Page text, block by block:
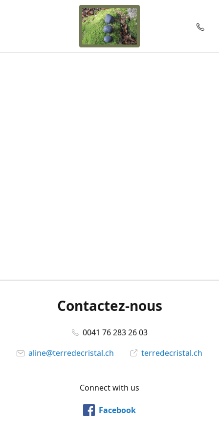
Contactez-nous
0041 76 283 26 03
aline@terredecristal.ch
terredecristal.ch
Connect with us
Facebook